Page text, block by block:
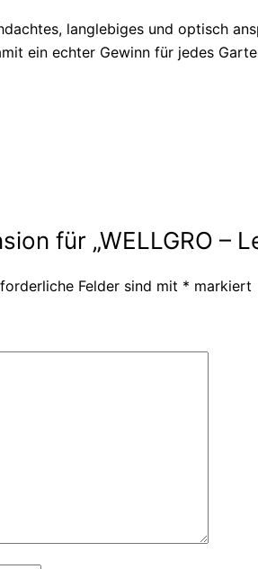
langlebiges und optisch
ein echter Gewinn für jedes
für „WELLGRO –
Felder sind mit * markiert